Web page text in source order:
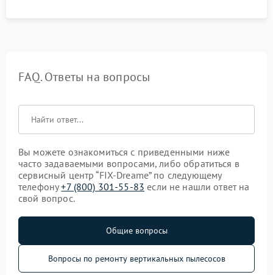
FAQ. Ответы на вопросы
Вы можете ознакомиться с приведенными ниже
часто задаваемыми вопросами, либо обратиться в
сервисный центр “FIX-Dreame” по следующему
телефону+7 (800) 301-55-83 если не нашли ответ на
свой вопрос.
Общие вопросы
Вопросы по ремонту вертикальных пылесосов